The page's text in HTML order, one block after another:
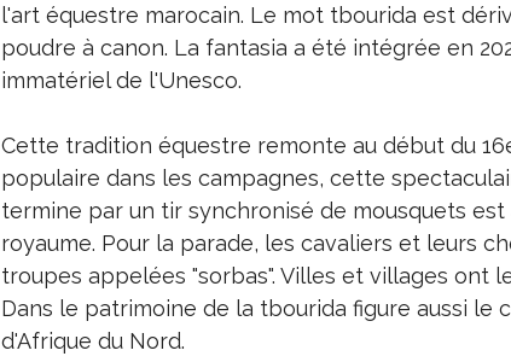
l'art équestre marocain. Le mot tbourida est
poudre à canon. La fantasia a été intégrée en
immatériel de l'Unesco.
Cette tradition équestre remonte au début du
populaire dans les campagnes, cette
termine par un tir synchronisé de mousquets
royaume. Pour la parade, les cavaliers et leurs
troupes appelées "sorbas". Villes et villages ont
Dans le patrimoine de la tbourida figure aussi le
d'Afrique du Nord.